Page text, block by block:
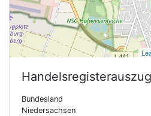
Handelsregisterauszug
Bundesland
Niedersachsen